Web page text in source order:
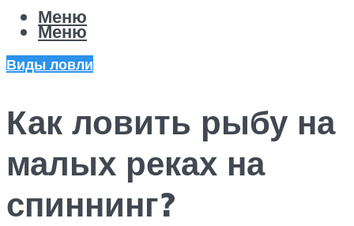
Меню
Меню
Виды ловли
Как ловить рыбу на
малых реках на
спиннинг?